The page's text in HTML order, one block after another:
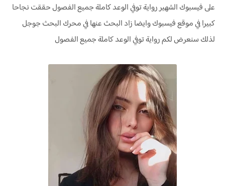
على فيسبوك الشهير رواية توفي الوعد كاملة جميع الفصول حققت نجاحا
كبيرا في موقع فيسبوك وايضا زاد البحث عنها في محرك البحث جوجل
لذلك سنعرض لكم روايةتوفي الوعد كاملة جميع الفصول